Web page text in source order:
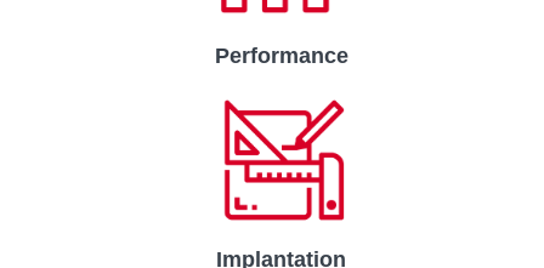
Performance
Implantation